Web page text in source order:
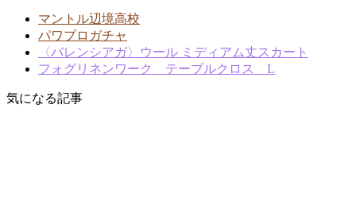
マントル辺境高校
パワプロガチャ
〈バレンシアガ〉ウール ミディアム丈スカート
フォグリネンワーク テーブルクロス L
気になる記事